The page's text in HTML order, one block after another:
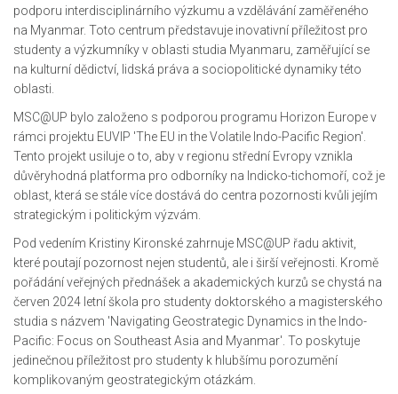
podporu interdisciplinárního výzkumu a vzdělávání zaměřeného
na Myanmar. Toto centrum představuje inovativní příležitost pro
studenty a výzkumníky v oblasti studia Myanmaru, zaměřující se
na kulturní dědictví, lidská práva a sociopolitické dynamiky této
oblasti.
MSC@UP bylo založeno s podporou programu Horizon Europe v
rámci projektu EUVIP 'The EU in the Volatile Indo-Pacific Region'.
Tento projekt usiluje o to, aby v regionu střední Evropy vznikla
důvěryhodná platforma pro odborníky na Indicko-tichomoří, což je
oblast, která se stále více dostává do centra pozornosti kvůli jejím
strategickým i politickým výzvám.
Pod vedením Kristiny Kironské zahrnuje MSC@UP řadu aktivit,
které poutají pozornost nejen studentů, ale i širší veřejnosti. Kromě
pořádání veřejných přednášek a akademických kurzů se chystá na
červen 2024 letní škola pro studenty doktorského a magisterského
studia s názvem 'Navigating Geostrategic Dynamics in the Indo-
Pacific: Focus on Southeast Asia and Myanmar'. To poskytuje
jedinečnou příležitost pro studenty k hlubšímu porozumění
komplikovaným geostrategickým otázkám.